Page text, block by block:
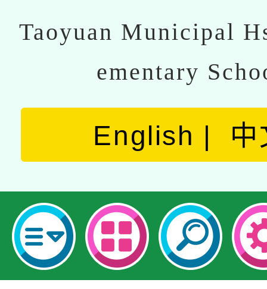
Taoyuan Municipal
ementary
English 中